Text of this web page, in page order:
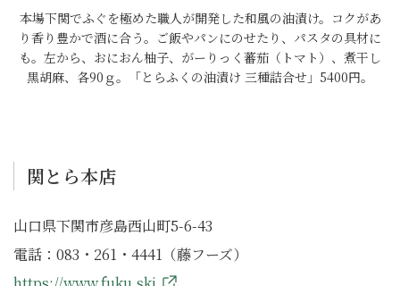
本場下関でふぐを極めた職人が開発した和風の油漬け。コクがあ
り香り豊かで酒に合う。ご飯やパンにのせたり、パスタの具材に
も。左から、おにおん柚子、がーりっく蕃茄（トマト）、煮干し
黒胡麻、各90ｇ。「とらふくの油漬け 三種詰合せ」5400円。
関とら本店
山口県下関市彦島西山町5-6-43
電話：083・261・4441（藤フーズ）